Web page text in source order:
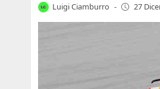
Luigi Ciamburro - 27